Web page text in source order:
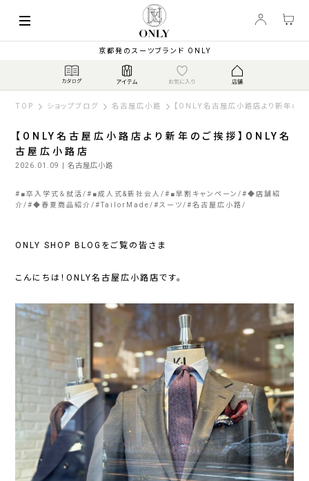
京都発のスーツブランド ONLY
TOP ショップブログ 名古屋広小路 【ONLY名古屋広小路店より新年の
【ONLY名古屋広小路店より新年のご挨拶】ONLY名
古屋広小路店
2026.01.09 | 名古屋広小路
# ■卒入学式＆就活 # ■成人式&新社会人 # ■早割キャンペーン #◆店舗紹
介 #◆春夏商品紹介 #TailorMade # スーツ #名古屋広小路
ONLY SHOP BLOGをご覧の皆さま
こんにちは！ONLY名古屋広小路店です。